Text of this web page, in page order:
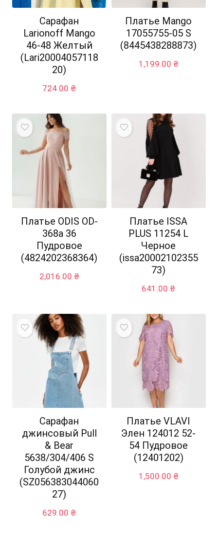
Сарафан
Larionoff Mango
46-48 Желтый
(Lari20004057118
20)
724.00 ₴
Платье Mango
17055755-05 S
(8445438288873)
1,199.00 ₴
Платье ODIS OD-
368а 36
Пудровое
(4824202368364)
2,016.00 ₴
Платье ISSA
PLUS 11254 L
Черное
(issa20002102355
73)
641.00 ₴
Сарафан
джинсовый Pull
& Bear
5638/304/406 S
Голубой джинс
(SZ056383044060
27)
629.00 ₴
Платье VLAVI
Элен 124012 52-
54 Пудровое
(12401202)
1,500.00 ₴